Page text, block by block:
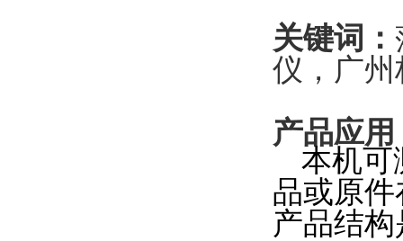
关键词：
仪，广州
产品应用
本机可
品或原
产品结